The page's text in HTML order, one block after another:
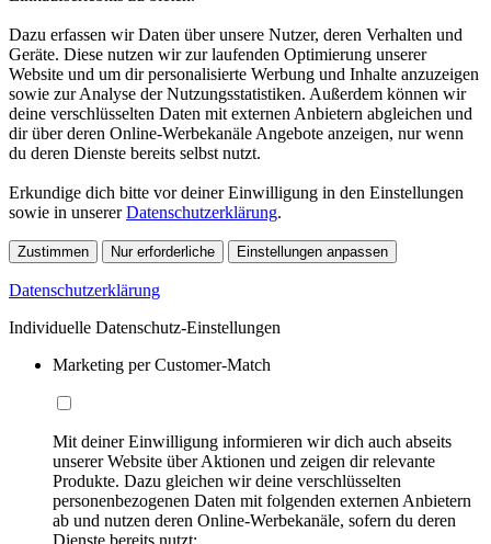
Dazu erfassen wir Daten über unsere Nutzer, deren Verhalten und
Geräte. Diese nutzen wir zur laufenden Optimierung unserer
Website und um dir personalisierte Werbung und Inhalte anzuzeigen
sowie zur Analyse der Nutzungsstatistiken. Außerdem können wir
deine verschlüsselten Daten mit externen Anbietern abgleichen und
dir über deren Online-Werbekanäle Angebote anzeigen, nur wenn
du deren Dienste bereits selbst nutzt.
Erkundige dich bitte vor deiner Einwilligung in den Einstellungen
sowie in unsererDatenschutzerklärung.
Zustimmen Nur erforderliche Einstellungen anpassen
Datenschutzerklärung
Individuelle Datenschutz-Einstellungen
Marketing per Customer-Match
Mit deiner Einwilligung informieren wir dich auch abseits
unserer Website über Aktionen und zeigen dir relevante
Produkte. Dazu gleichen wir deine verschlüsselten
personenbezogenen Daten mit folgenden externen Anbietern
ab und nutzen deren Online-Werbekanäle, sofern du deren
Dienste bereits nutzt: